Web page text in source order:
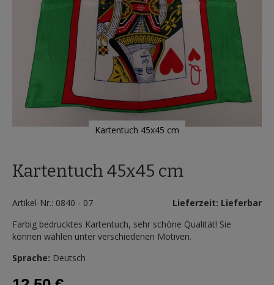
Kartentuch 45x45 cm
der
Kartentuch 45x45 cm
Artikel-Nr.: 0840 - 07
Lieferzeit: Lieferbar
Farbig bedrucktes Kartentuch, sehr schöne Qualität! Sie
können wählen unter verschiedenen Motiven.
Sprache: Deutsch